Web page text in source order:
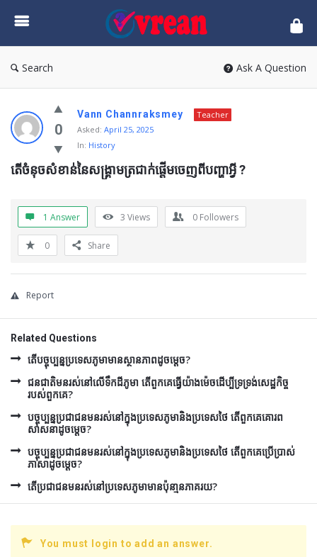
vrean.com
Search Ask A Question
0
Vann Channraksmey
Teacher
Asked: April 25, 2025
In: History
តើចំនុចសំខាន់នៃសង្រ្គាមត្រជាក់ផ្តើមចេញពីបញ្ហាអ្វី ?
1 Answer 3 Views 0 Followers
0 Share
Report
Related Questions
តើបច្ចុប្បន្នប្រទេសភូមាមានស្ថានភាពដូចម្តេច?
ជនជាតិមនរស់នៅលើទឹកដីភូមា តើពួកគេធ្វើយ៉ាងម៉េចដើប្បីទ្រទ្រង់សេដ្ឋកិច្ច
របស់ពួកគេ?
បច្ចុប្បន្នប្រជាជនមនរស់នៅក្នុងប្រទេសភូមានិងប្រទេសថៃ តើពួកគេគោរព
សាសនាដូចម្តេច?
បច្ចុប្បន្នប្រជាជនមនរស់នៅក្នុងប្រទេសភូមានិងប្រទេសថៃ តើពួកគេប្រើប្រាស់
ភាសាដូចម្តេច?
តើប្រជាជនមនរស់នៅប្រទេសភូមាមានប៉ុនា្មនភាគរយ?
You must login to add an answer.